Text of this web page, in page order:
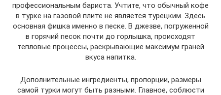
профессиональным бариста. Учтите, что обычный кофе
в турке на газовой плите не является турецким. Здесь
основная фишка именно в песке. В джезве, погруженной
в горячий песок почти до горлышка, происходят
тепловые процессы, раскрывающие максимум граней
вкуса напитка.
Дополнительные ингредиенты, пропорции, размеры
самой турки могут быть разными. Главное, соблюсти